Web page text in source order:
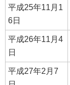
平成25年11月1
6日
平成26年11月4
日
平成27年2月7